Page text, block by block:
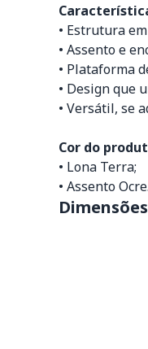
• Estrutura
• Assento e
• Plataforma
• Design que
• Versátil, se
Cor do
• Lona Terra;
• Assento Ocre.